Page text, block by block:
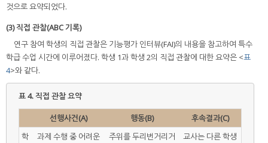
것으로 요약되었다.
(3) 직접 관찰(ABC 기록)
연구 참여 학생의 직접 관찰은 기능평가 인터뷰(FAI)의 내용을 참고하여 특수
학급 수업 시간에 이루어졌다. 학생 1과 학생 2의 직접 관찰에 대한 요약은 <표
4>와 같다.
표 4.직접 관찰 요약
선행사건(A) 행동(B)
후속결과(C)
학
과제 수행 중 어려운
주위를 두리번거리거
교사는 다른 학생